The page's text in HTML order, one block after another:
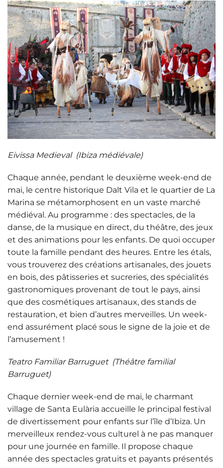
Eivissa Medieval (Ibiza médiévale)
Chaque année, pendant le deuxième week-end de
mai, le centre historique Dalt Vila et le quartier de La
Marina se métamorphosent en un vaste marché
médiéval. Au programme : des spectacles, de la
danse, de la musique en direct, du théâtre, des jeux
et des animations pour les enfants. De quoi occuper
toute la famille pendant des heures. Entre les étals,
vous trouverez des créations artisanales, des jouets
en bois, des pâtisseries et sucreries, des spécialités
gastronomiques provenant de tout le pays, ainsi
que des cosmétiques artisanaux, des stands de
restauration, et bien d’autres merveilles. Un week-
end assurément placé sous le signe de la joie et de
l’amusement !
Teatro Familiar Barruguet (Théâtre familial
Barruguet)
Chaque dernier week-end de mai, le charmant
village de Santa Eulària accueille le principal festival
de divertissement pour enfants sur l’île d’Ibiza. Un
merveilleux rendez-vous culturel à ne pas manquer
pour une journée en famille. Il propose chaque
année des spectacles gratuits et payants présentés